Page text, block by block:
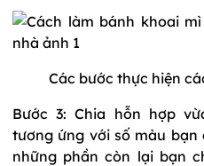
Các bước thực hiện
Bước 3: Chia hỗn hợp
tương ứng với số màu
những phần còn lại bạn